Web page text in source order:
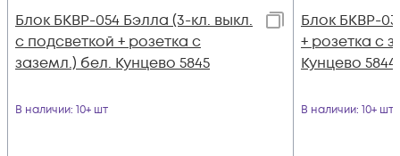
Блок БКВР-054 Бэлла (3-кл. выкл.
с подсветкой + розетка с
заземл.) бел. Кунцево 5845
В наличии: 10+ шт
Блок БКВР-
+ розетка с
Кунцево 5844
В наличии: 10+ шт